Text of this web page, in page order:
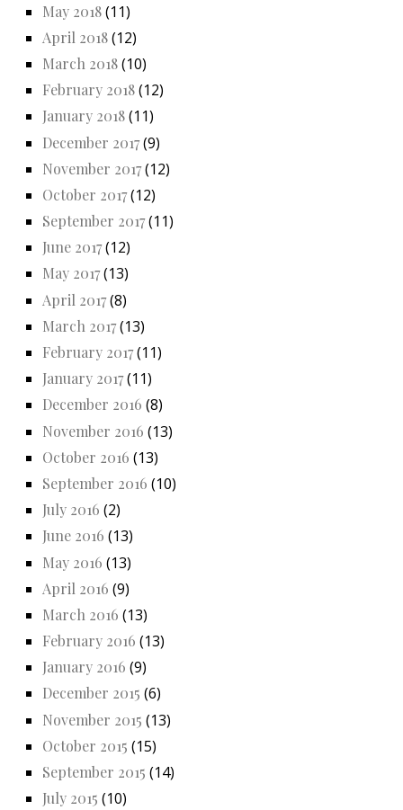
May 2018(11)
April 2018(12)
March 2018(10)
February 2018(12)
January 2018(11)
December 2017(9)
November 2017(12)
October 2017(12)
September 2017(11)
June 2017(12)
May 2017(13)
April 2017(8)
March 2017(13)
February 2017(11)
January 2017(11)
December 2016 (8)
November 2016 (13)
October 2016 (13)
September 2016 (10)
July 2016 (2)
June 2016 (13)
May 2016 (13)
April 2016 (9)
March 2016 (13)
February 2016 (13)
January 2016 (9)
December 2015 (6)
November 2015 (13)
October 2015 (15)
September 2015 (14)
July 2015 (10)